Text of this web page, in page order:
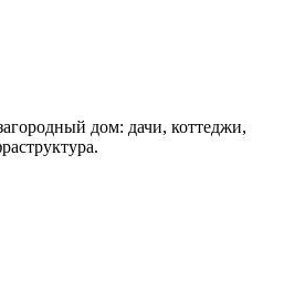
дом: дачи, коттеджи,